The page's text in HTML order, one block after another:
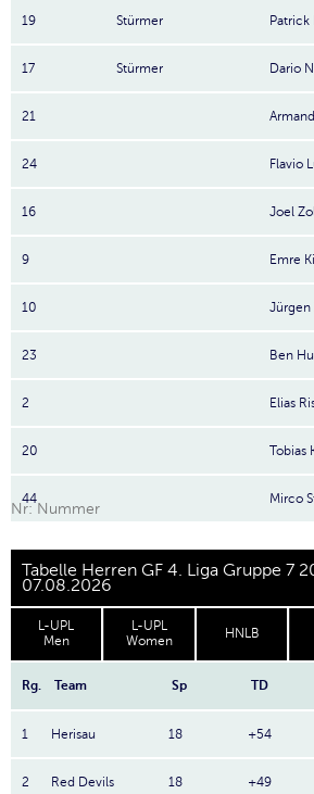
19 Stürmer
17 Stürmer Dario
21
24 Flavio
16 Joel
9 Emre
10 Jürgen
23 Ben
2 Elias
20 Tobias
44 Mirco
Nr: Nummer
Tabelle Herren GF 4. Liga Gruppe 7
07.08.2026
L-UPL
Men
L-UPL
Women
HNLB
Rg. Team Sp TD
1 Herisau 18 +54
2 Red Devils 18 +49